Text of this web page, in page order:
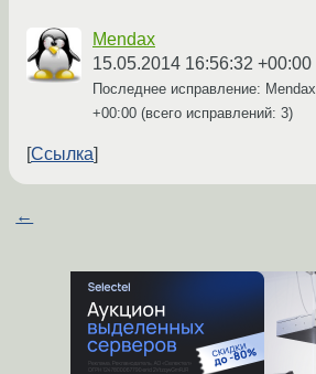
Mendax
15.05.2014 16:56:32 +00:00
Последнее исправление: Mendax
+00:00 (всего исправлений: 3)
Ссылка
←